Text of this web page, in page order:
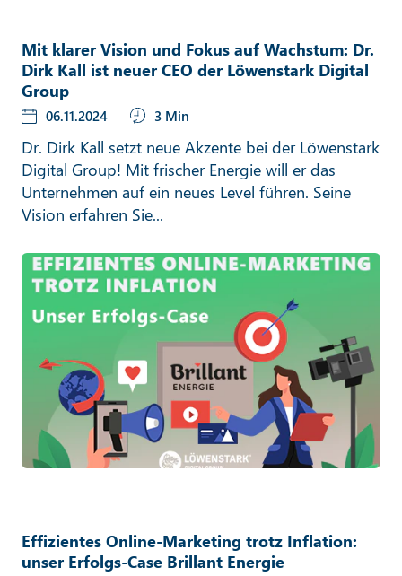
Mit klarer Vision und Fokus auf Wachstum: Dr.
Dirk Kall ist neuer CEO der Löwenstark Digital
Group
06.11.2024 3 Min
Dr. Dirk Kall setzt neue Akzente bei der Löwenstark
Digital Group! Mit frischer Energie will er das
Unternehmen auf ein neues Level führen. Seine
Vision erfahren Sie...
Effizientes Online-Marketing trotz Inflation:
unser Erfolgs-Case Brillant Energie